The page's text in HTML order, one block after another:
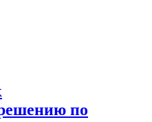
по